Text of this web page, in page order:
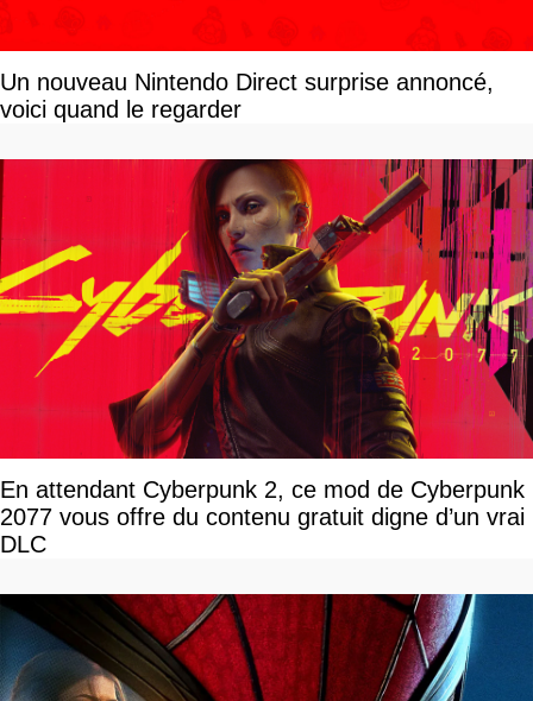
Un nouveau Nintendo Direct surprise annoncé,
voici quand le regarder
En attendant Cyberpunk 2, ce mod de Cyberpunk
2077 vous offre du contenu gratuit digne d’un vrai
DLC